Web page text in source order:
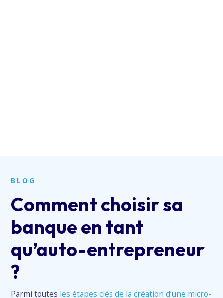
BLOG
Comment choisir sa
banque en tant
qu’auto-entrepreneur
?
Parmi toutes les étapes clés de la création d’une micro-